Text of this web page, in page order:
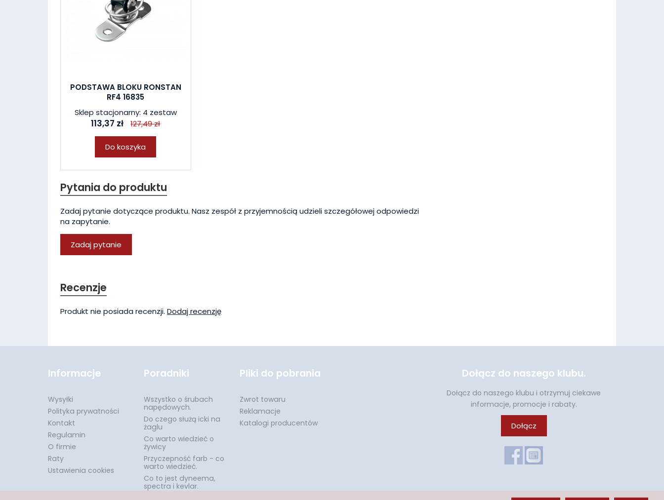
PODSTAWA BLOKU RONSTAN
RF4 16835
Sklep stacjonarny: 4 zestaw
113,37 zł 127,49 zł
Do koszyka
Pytania do produktu
Zadaj pytanie dotyczące produktu. Nasz zespół z przyjemnością udzieli szczegółowej odpowiedzi
na zapytanie.
Zadaj pytanie
Recenzje
Produkt nie posiada recenzji. Dodaj recenzję
Informacje
Wysyłki
Polityka prywatności
Kontakt
Regulamin
O firmie
Raty
Ustawienia cookies
Poradniki
Wszystko o śrubach
napędowych.
Do czego służą icki na
żaglu
Co warto wiedzieć o
żywicy
Przyczepność farb - co
warto wiedzieć.
Co to jest dyneema,
spectra i kevlar.
Pliki do pobrania
Zwrot towaru
Reklamacje
Katalogi producentów
Dołącz do naszego klubu.
Dołącz do naszego klubu i otrzymuj ciekawe
informacje, promocje i rabaty.
Dołącz